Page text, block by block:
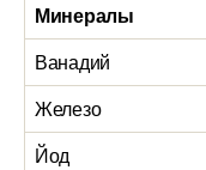
Минералы
Ванадий
Железо
Йод